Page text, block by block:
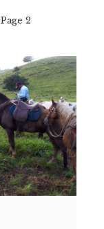
Page 2